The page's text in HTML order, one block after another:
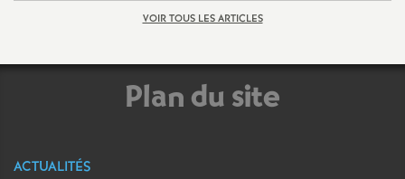
g
VOIR TOUS LES ARTICLES
Plan du site
ACTUALITÉS